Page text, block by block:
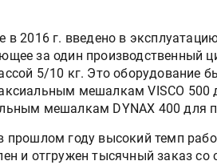
в 2016 г. введено в
за один производственный
5/10 кг. Это оборудование
мешалкам VISCO 500
мешалкам DYNAX 400 для
прошлом году высокий темп
и отгружен тысячный заказ